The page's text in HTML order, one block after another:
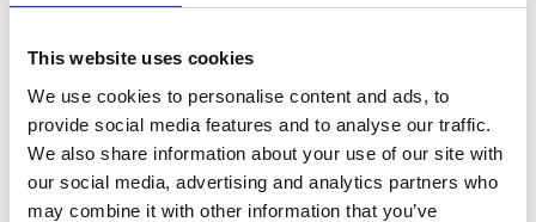
This website uses cookies
We use cookies to personalise content and ads, to
provide social media features and to analyse our traffic.
We also share information about your use of our site with
our social media, advertising and analytics partners who
may combine it with other information that you’ve
31 Luglio 2026
L’industriale ceco Michal Strnad acquisisce il
14% di Pirelli